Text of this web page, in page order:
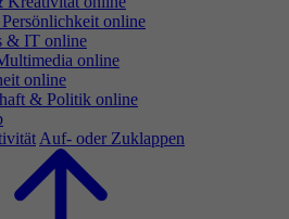
online
& IT online
online
online
& Politik online
Auf- oder Zuklappen